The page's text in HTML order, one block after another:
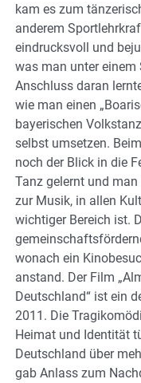
kam es zum
anderem
eindrucksvoll und
was man unter
Anschluss daran
wie man einen
bayerischen
selbst umsetzen.
noch der Blick in die
Tanz gelernt und
zur Musik, in allen
wichtiger Bereich ist.
wonach ein
anstand. Der Film
Deutschland“ ist ein
2011. Die
Heimat und Identität
Deutschland über
gab Anlass zum